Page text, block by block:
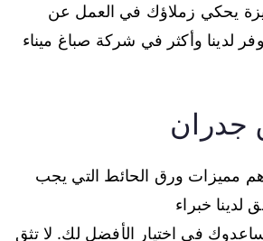
يحكي زملاؤك في العمل عن
لدينا وأكثر في شركة صباغ ميناء
جدران
مميزات ورق الحائط التي يجب
لدينا خبراء
في اختيار الأفضل لك. لا تثق